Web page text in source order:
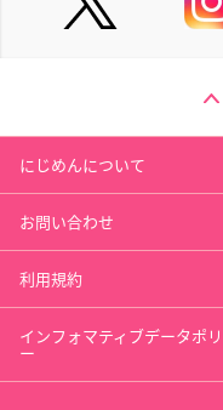
にじめんについて
お問い合わせ
利用規約
インフォマティブデータポ
ー